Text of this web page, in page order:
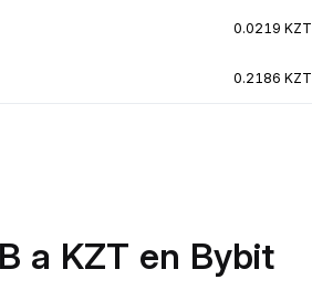
0.0219 KZT
0.2186 KZT
a KZT en Bybit